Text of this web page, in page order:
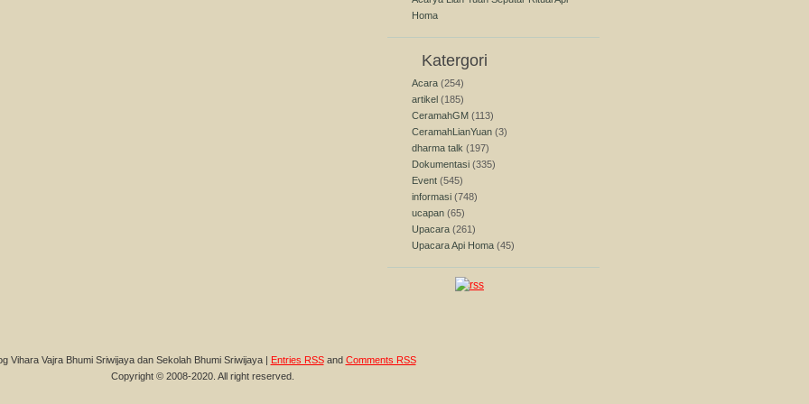
Homa
Katergori
Acara (254)
artikel (185)
CeramahGM (113)
CeramahLianYuan (3)
dharma talk (197)
Dokumentasi (335)
Event (545)
informasi (748)
ucapan (65)
Upacara (261)
Upacara Api Homa (45)
Vihara Vajra Bhumi Sriwijaya dan Sekolah Bhumi Sriwijaya | Entries RSSand Comments RSS
Copyright © 2008-2020. All right reserved.